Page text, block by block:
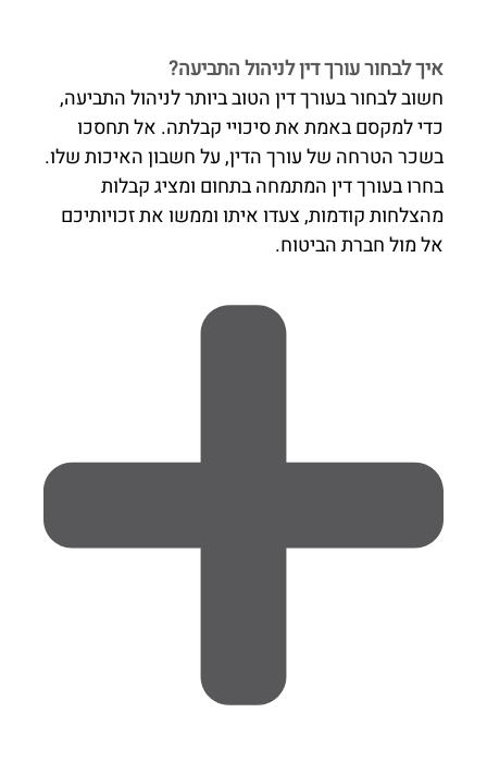
איך לבחור עורך דין לניהול התביעה?
חשוב לבחור בעורך דין הטוב ביותר לניהול התביעה,
כדי למקסם באמת את סיכויי קבלתה. אל תחסכו
בשכר הטרחה של עורך הדין, על חשבון האיכות שלו.
בחרו בעורך דין המתמחה בתחום ומציג קבלות
מהצלחות קודמות, צעדו איתו וממשו את זכויותיכם
אל מול חברת הביטוח.